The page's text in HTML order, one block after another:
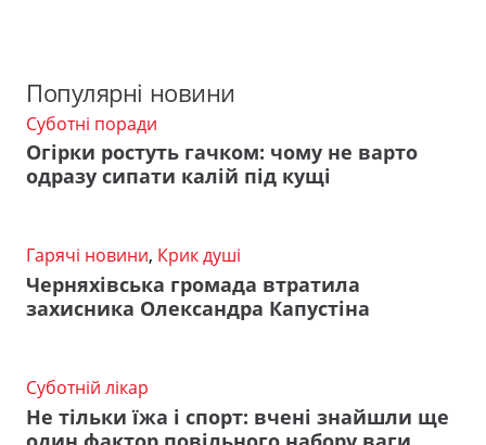
Популярні новини
Суботні поради
Огірки ростуть гачком: чому не варто
одразу сипати калій під кущі
Гарячі новини, Крик душі
Черняхівська громада втратила
захисника Олександра Капустіна
Суботній лікар
Не тільки їжа і спорт: вчені знайшли ще